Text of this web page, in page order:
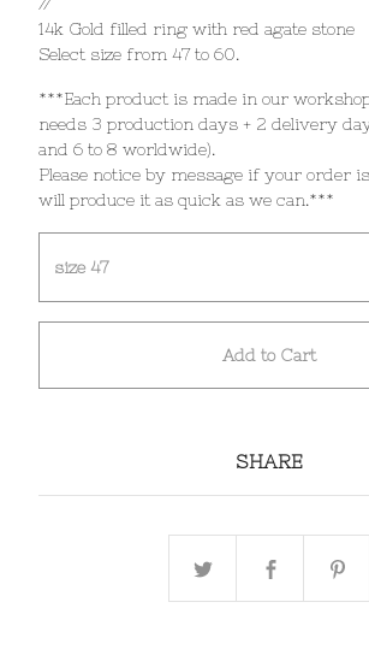
//
14k Gold filled ring with red agate stone
Select size from 47 to 60.
***Each product is made in our
needs 3 production days + 2 delivery
and 6 to 8 worldwide).
Please notice by message if your order
will produce it as quick as we can.***
Add to Cart
SHARE